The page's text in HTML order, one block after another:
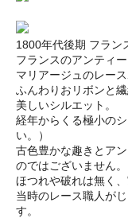
1800年代後期 フラン
フランスのアンティ
マリアージュのレース
ふんわりおリボンと
美しいシルエット。
経年からくる極小の
い。）
古色豊かな趣きとア
のではございません。
ほつれや破れは無く
当時のレース職人が
す。